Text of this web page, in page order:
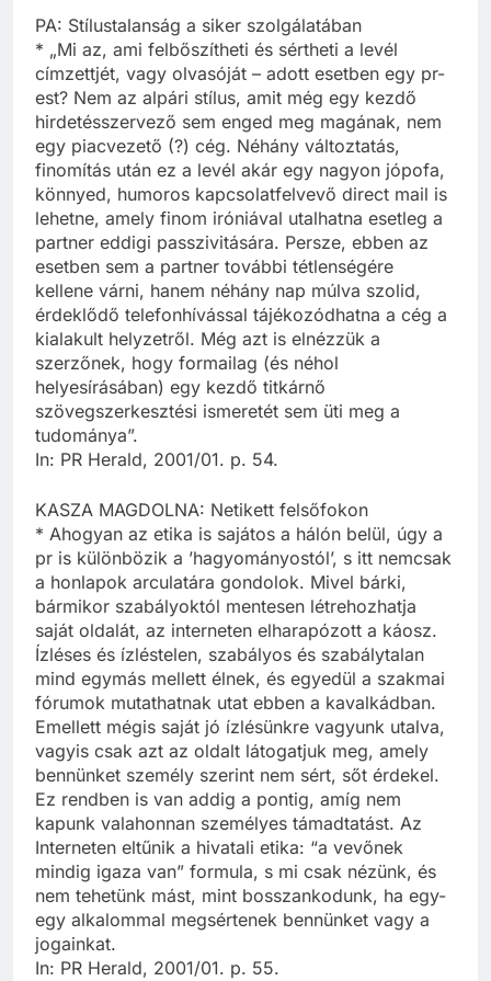
PA: Stílustalanság a siker szolgálatában
* „Mi az, ami felbőszítheti és sértheti a levél
címzettjét, vagy olvasóját – adott esetben egy pr-
est? Nem az alpári stílus, amit még egy kezdő
hirdetésszervező sem enged meg magának, nem
egy piacvezető (?) cég. Néhány változtatás,
finomítás után ez a levél akár egy nagyon jópofa,
könnyed, humoros kapcsolatfelvevő direct mail is
lehetne, amely finom iróniával utalhatna esetleg a
partner eddigi passzivitására. Persze, ebben az
esetben sem a partner további tétlenségére
kellene várni, hanem néhány nap múlva szolid,
érdeklődő telefonhívással tájékozódhatna a cég a
kialakult helyzetről. Még azt is elnézzük a
szerzőnek, hogy formailag (és néhol
helyesírásában) egy kezdő titkárnő
szövegszerkesztési ismeretét sem üti meg a
tudománya”.
In: PR Herald, 2001/01. p. 54.
KASZA MAGDOLNA: Netikett felsőfokon
* Ahogyan az etika is sajátos a hálón belül, úgy a
pr is különbözik a ’hagyományostól’, s itt nemcsak
a honlapok arculatára gondolok. Mivel bárki,
bármikor szabályoktól mentesen létrehozhatja
saját oldalát, az interneten elharapózott a káosz.
Ízléses és ízléstelen, szabályos és szabálytalan
mind egymás mellett élnek, és egyedül a szakmai
fórumok mutathatnak utat ebben a kavalkádban.
Emellett mégis saját jó ízlésünkre vagyunk utalva,
vagyis csak azt az oldalt látogatjuk meg, amely
bennünket személy szerint nem sért, sőt érdekel.
Ez rendben is van addig a pontig, amíg nem
kapunk valahonnan személyes támadtatást. Az
Interneten eltűnik a hivatali etika: “a vevőnek
mindig igaza van” formula, s mi csak nézünk, és
nem tehetünk mást, mint bosszankodunk, ha egy-
egy alkalommal megsértenek bennünket vagy a
jogainkat.
In: PR Herald, 2001/01. p. 55.